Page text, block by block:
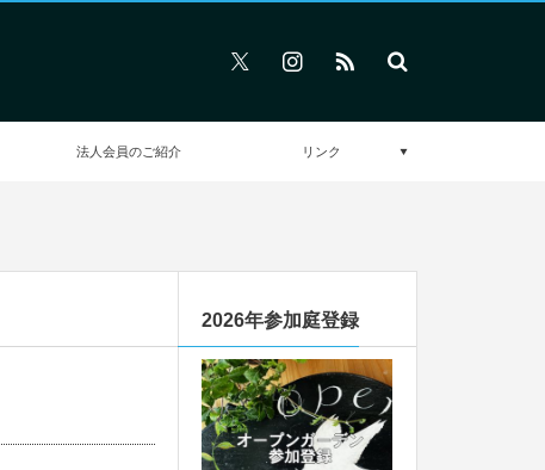
法人会員のご紹介 リンク
2026年参加庭登録